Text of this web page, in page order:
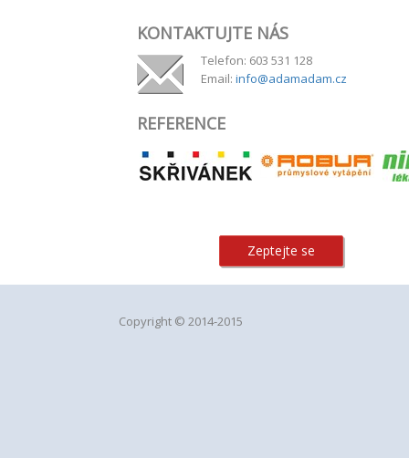
KONTAKTUJTE NÁS
Telefon: 603 531 128
Email: info@adamadam.cz
REFERENCE
Zeptejte se
Copyright © 2014-2015